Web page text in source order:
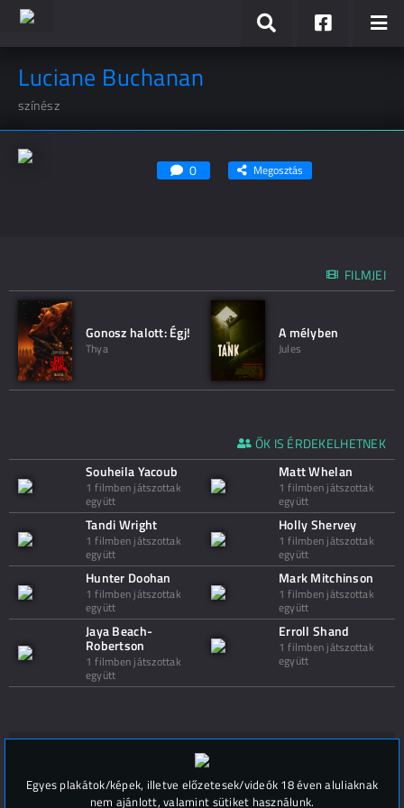
Luciane Buchanan
színész
0 Megosztás
FILMJEI
Gonosz halott: Égj!
Thya
A mélyben
Jules
ŐK IS ÉRDEKELHETNEK
Souheila Yacoub
1 filmben játszottak
együtt
Matt Whelan
1 filmben játszottak
együtt
Tandi Wright
1 filmben játszottak
együtt
Holly Shervey
1 filmben játszottak
együtt
Hunter Doohan
1 filmben játszottak
együtt
Mark Mitchinson
1 filmben játszottak
együtt
Jaya Beach-
Robertson
1 filmben játszottak
együtt
Erroll Shand
1 filmben játszottak
együtt
Hozzászólások (
Egyes plakátok/képek, illetve előzetesek/videók 18 éven aluliaknak
nem ajánlott, valamint sütiket használunk.